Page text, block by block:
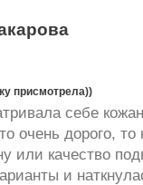
присмотрела))
себе
очень дорого,
или качество
и